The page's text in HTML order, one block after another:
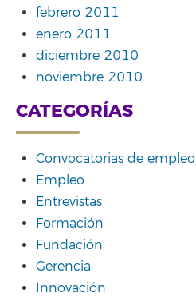
febrero 2011
enero 2011
diciembre 2010
noviembre 2010
CATEGORÍAS
Convocatorias de empleo
Empleo
Entrevistas
Formación
Fundación
Gerencia
Innovación